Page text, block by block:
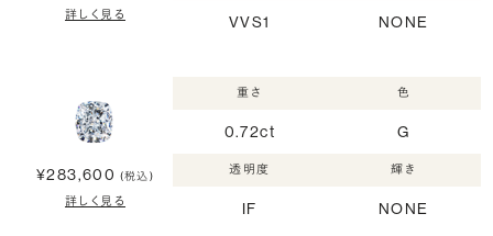
詳しく見る VVS1 NONE
¥283,600 (税込)
詳しく見る
重さ
0.72ct
色
G
透明度
IF
輝き
NONE